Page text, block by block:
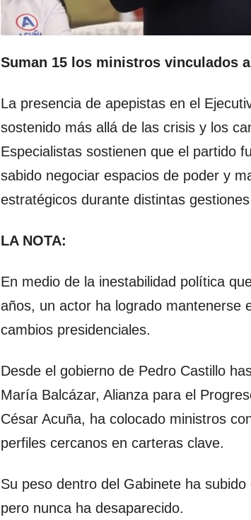
Suman 15 los ministros vinculados a
La presencia de apepistas en el
sostenido más allá de las crisis y los
Especialistas sostienen que el partido
sabido negociar espacios de poder y
estratégicos durante distintas gestiones
LA NOTA:
En medio de la inestabilidad política
años, un actor ha logrado mantenerse
cambios presidenciales.
Desde el gobierno de Pedro Castillo
María Balcázar, Alianza para el
César Acuña, ha colocado ministros
perfiles cercanos en carteras clave.
Su peso dentro del Gabinete ha
pero nunca ha desaparecido.